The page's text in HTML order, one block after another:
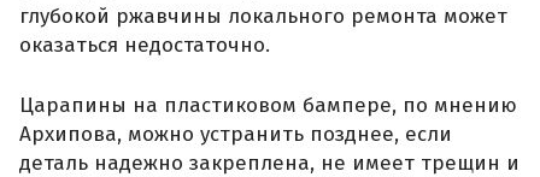
глубокой ржавчины локального ремонта может
оказаться недостаточно.
Царапины на пластиковом бампере, по мнению
Архипова, можно устранить позднее, если
деталь надежно закреплена, не имеет трещин и